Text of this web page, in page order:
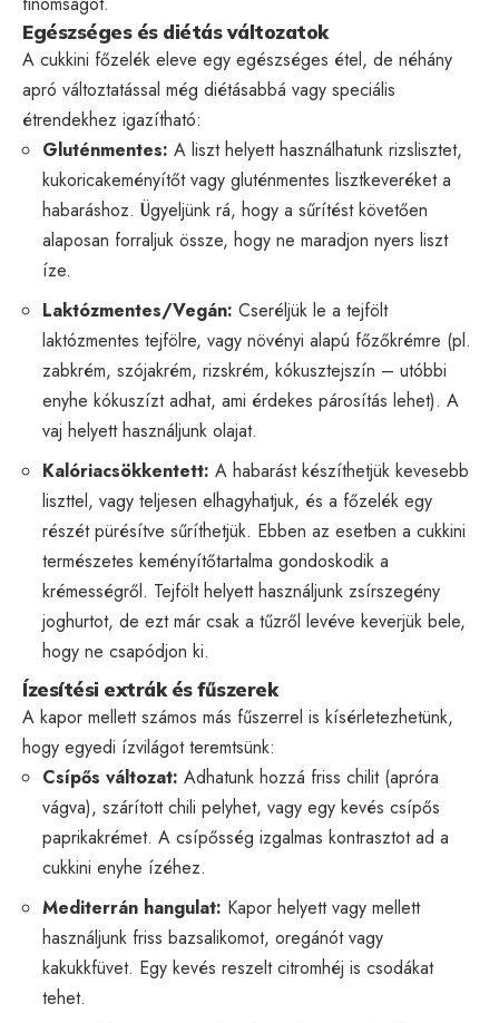
Egészséges és diétás változatok
A cukkini főzelék eleve egy egészséges étel, de néhány
apró változtatással még diétásabbá vagy speciális
étrendekhez igazítható:
Gluténmentes: A liszt helyett használhatunk rizslisztet,
kukoricakeményítőt vagy gluténmentes lisztkeveréket a
habaráshoz. Ügyeljünk rá, hogy a sűrítést követően
alaposan forraljuk össze, hogy ne maradjon nyers liszt
íze.
Laktózmentes/Vegán: Cseréljük le a tejfölt
laktózmentes tejfölre, vagy növényi alapú főzőkrémre (pl.
zabkrém, szójakrém, rizskrém, kókusztejszín – utóbbi
enyhe kókuszízt adhat, ami érdekes párosítás lehet). A
vaj helyett használjunk olajat.
Kalóriacsökkentett: A habarást készíthetjük kevesebb
liszttel, vagy teljesen elhagyhatjuk, és a főzelék egy
részét pürésítve sűríthetjük. Ebben az esetben a cukkini
természetes keményítőtartalma gondoskodik a
krémességről. Tejfölt helyett használjunk zsírszegény
joghurtot, de ezt már csak a tűzről levéve keverjük bele,
hogy ne csapódjon ki.
Ízesítési extrák és fűszerek
A kapor mellett számos más fűszerrel is kísérletezhetünk,
hogy egyedi ízvilágot teremtsünk:
Csípős változat: Adhatunk hozzá friss chilit (apróra
vágva), szárított chili pelyhet, vagy egy kevés csípős
paprikakrémet. A csípősség izgalmas kontrasztot ad a
cukkini enyhe ízéhez.
Mediterrán hangulat: Kapor helyett vagy mellett
használjunk friss bazsalikomot, oregánót vagy
kakukkfüvet. Egy kevés reszelt citromhéj is csodákat
tehet.